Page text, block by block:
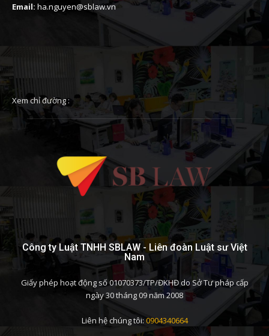
Email: ha.nguyen@sblaw.vn
Xem chỉ đường :
Công ty Luật TNHH SBLAW - Liên đoàn Luật sư Việt
Nam
Giấy phép hoạt động số 01070373/TP/ĐKHĐ do Sở Tư pháp cấp
ngày 30 tháng 09 năm 2008
Liên hệ chúng tôi: 0904340664